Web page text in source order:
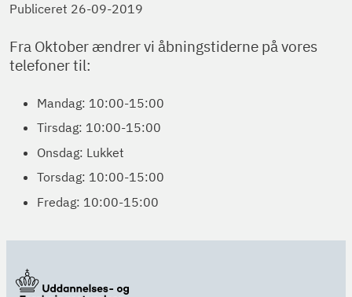
Publiceret 26-09-2019
Fra Oktober ændrer vi åbningstiderne på vores
telefoner til:
Mandag: 10:00-15:00
Tirsdag: 10:00-15:00
Onsdag: Lukket
Torsdag: 10:00-15:00
Fredag: 10:00-15:00